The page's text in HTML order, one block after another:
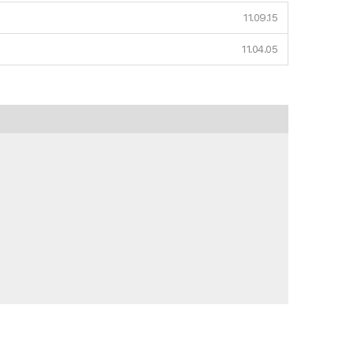
11.09.15
11.04.05